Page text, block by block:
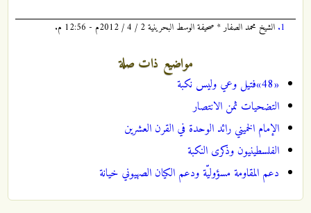
1. الشيخ محمد الصفار * صحيفة الوسط البحرينية 2 / 4 / 2012م - 12:56 م.
مواضيع ذات صلة
«48»فتيل وعي وليس نكبة
التضحيات ثمن الانتصار
الإمام الخميني رائد الوحدة في القرن العشرين
الفلسطينيون وذكرى النكبة
دعم المقاومة مسؤوليّة ودعم الكيان الصهيوني خيانة